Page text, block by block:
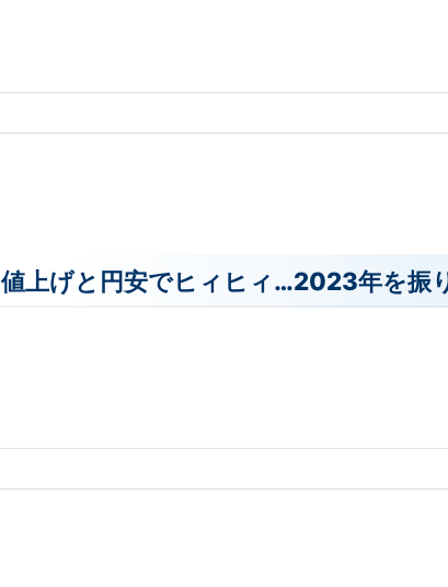
値上げと円安でヒィヒィ…2023年を振